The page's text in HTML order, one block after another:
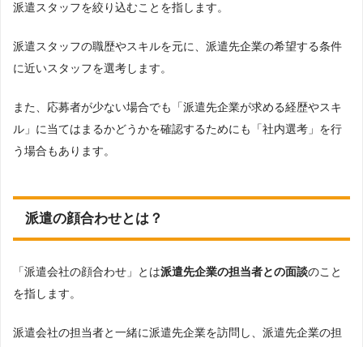
派遣スタッフを絞り込むことを指します。
派遣スタッフの職歴やスキルを元に、派遣先企業の希望する条件
に近いスタッフを選考します。
また、応募者が少ない場合でも「派遣先企業が求める経歴やスキ
ル」に当てはまるかどうかを確認するためにも「社内選考」を行
う場合もあります。
派遣の顔合わせとは？
「派遣会社の顔合わせ」とは派遣先企業の担当者との面談のこと
を指します。
派遣会社の担当者と一緒に派遣先企業を訪問し、派遣先企業の担